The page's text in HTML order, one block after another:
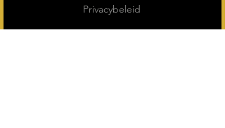
Privacybeleid